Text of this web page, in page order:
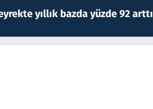
yıllık bazda yüzde 92 arttı